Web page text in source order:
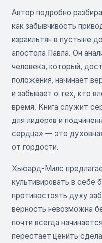
Автор подробно
как забывчивость
израильтян в пустыне
апостола Павла. Он
человека, который,
положения, начинает
и забывает о тех, кто
время. Книга служит
для лидеров и
сердца» — это
от гордости.
Хьюард-Милс
культивировать в себе
противостоять духу
верность невозможна
почти всегда
перестает ценить